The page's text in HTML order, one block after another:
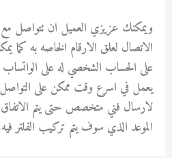
ويمكنك عزيزي العميل ان تتواصل مع
الاتصال لعلق الارقام الخاصه به كما
على الحساب الشخصي له على الواتساب
يعمل في اسرع وقت ممكن على
لارسال فني متخصص حتى يتم الاتفاق
الموعد الذي سوف يتم تركيب الفلتر